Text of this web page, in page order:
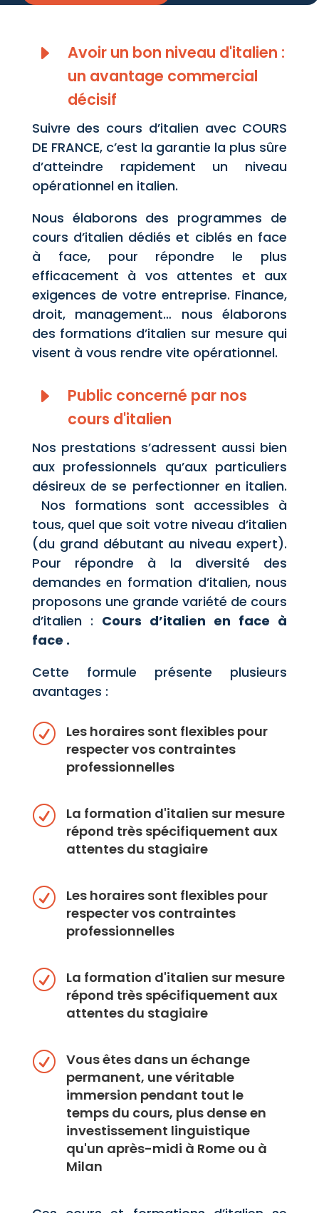
E
Avoir un bon niveau d'italien :
un avantage commercial
décisif
Suivre des cours d’italien avec COURS
DE FRANCE, c’est la garantie la plus sûre
d’atteindre rapidement un niveau
opérationnel en italien.
Nous élaborons des programmes de
cours d’italien dédiés et ciblés en face
à face, pour répondre le plus
efficacement à vos attentes et aux
exigences de votre entreprise. Finance,
droit, management… nous élaborons
des formations d’italien sur mesure qui
visent à vous rendre vite opérationnel.
E
Public concerné par nos
cours d'italien
Nos prestations s’adressent aussi bien
aux professionnels qu’aux particuliers
désireux de se perfectionner en italien.
Nos formations sont accessibles à
tous, quel que soit votre niveau d’italien
(du grand débutant au niveau expert).
Pour répondre à la diversité des
demandes en formation d’italien, nous
proposons une grande variété de cours
d’italien : Cours d’italien en face à
face .
Cette formule présente plusieurs
avantages :
R
Les horaires sont flexibles pour
respecter vos contraintes
professionnelles
R
La formation d'italien sur mesure
répond très spécifiquement aux
attentes du stagiaire
R
Les horaires sont flexibles pour
respecter vos contraintes
professionnelles
R
La formation d'italien sur mesure
répond très spécifiquement aux
attentes du stagiaire
R
Vous êtes dans un échange
permanent, une véritable
immersion pendant tout le
temps du cours, plus dense en
investissement linguistique
qu'un après-midi à Rome ou à
Milan